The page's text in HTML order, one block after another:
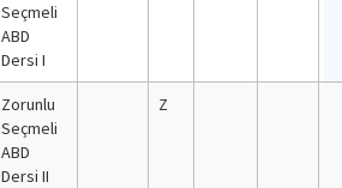
Seçmeli
ABD
Dersi I
Zorunlu
Seçmeli
ABD
Dersi II
Z